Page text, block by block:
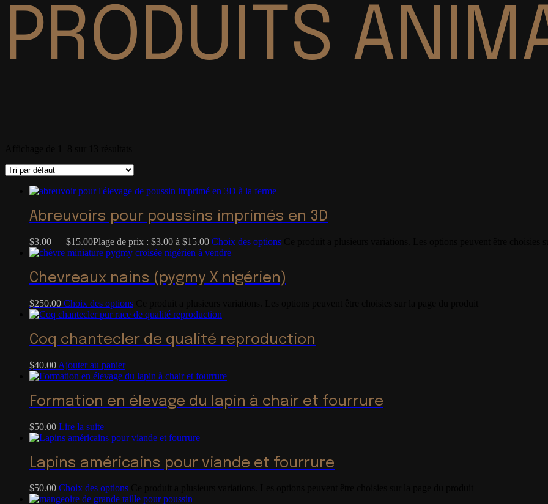
PRODUITS
Abreuvoirs pour poussins imprimés en 3D
$3.00 – $15.00Plage de prix : $3.00 à $15.00 Choix des options
Chevreaux nains (pygmy X nigérien)
$250.00 Choix des options
Coq chantecler de qualité reproduction
$40.00 Ajouter au panier
Formation en élevage du lapin à chair et fourrure
$50.00 Lire la suite
Lapins américains pour viande et fourrure
$50.00 Choix des options